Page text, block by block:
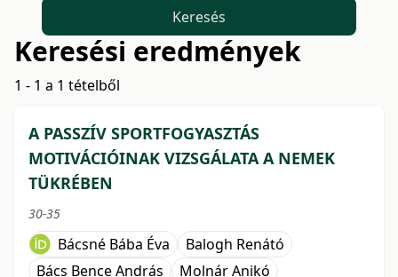
Keresés
Keresési eredmények
1 - 1 a 1 tételből
A PASSZÍV SPORTFOGYASZTÁS
MOTIVÁCIÓINAK VIZSGÁLATA A NEMEK
TÜKRÉBEN
30-35
Bácsné Bába Éva
Balogh Renátó
Bács Bence András
Molnár Anikó